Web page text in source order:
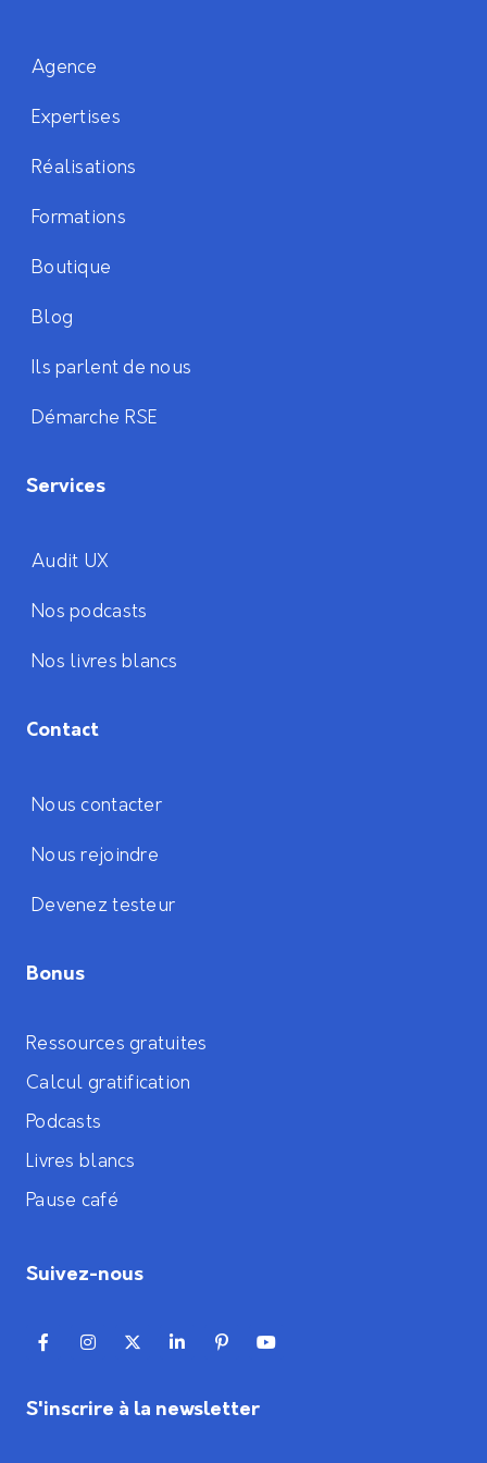
Agence
Expertises
Réalisations
Formations
Boutique
Blog
Ils parlent de nous
Démarche RSE
Services
Audit UX
Nos podcasts
Nos livres blancs
Contact
Nous contacter
Nous rejoindre
Devenez testeur
Bonus
Ressources gratuites
Calcul gratification
Podcasts
Livres blancs
Pause café
Suivez-nous
S'inscrire à la newsletter